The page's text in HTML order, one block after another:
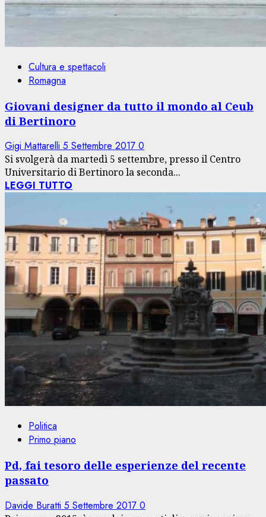
Cultura e spettacoli
Romagna
Giovani designer da tutto il mondo al Ceub
di Bertinoro
Gigi Mattarelli 5 Settembre 2017 0
Si svolgerà da martedì 5 settembre, presso il Centro
Universitario di Bertinoro la seconda...
LEGGI TUTTO
Politica
Primo piano
Pd, fai tesoro delle esperienze del recente
passato
Davide Buratti 5 Settembre 2017 0